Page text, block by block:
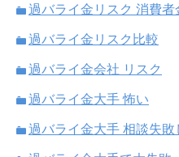
過バライ金リスク 消費
過バライ金リスク比較
過バライ金会社 リスク
過バライ金大手 怖い
過バライ金大手 相談失敗